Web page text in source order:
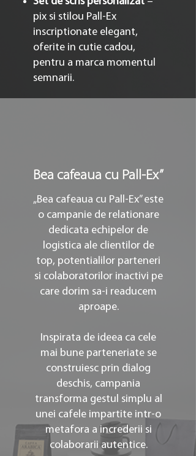
pix si stilou Pall-Ex
inscriptionate elegant,
oferite in cutie cadou,
pentru a marca momentul
semnarii.
Bea cafeaua cu Pall-Ex”
„Bea cafeaua cu Pall-Ex” este
o campanie de relationare
dedicata echipelor de
logistica ale clientilor de
top, potentialilor parteneri
si colaboratorilor inactivi pe
care dorim sa-i readucem
aproape.
Inspirata de ideea ca cele
mai bune parteneriate se
construiesc prin dialog
deschis, campania
transforma gestul simplu al
unei cafele impartite intr-o
metafora a increderii si
colaborarii autentice.